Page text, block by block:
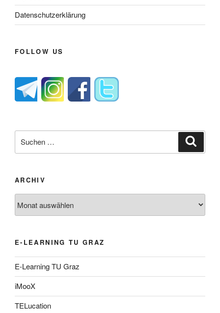
Datenschutzerklärung
FOLLOW US
nach:
ARCHIV
E-LEARNING TU GRAZ
E-Learning TU Graz
iMooX
TELucation